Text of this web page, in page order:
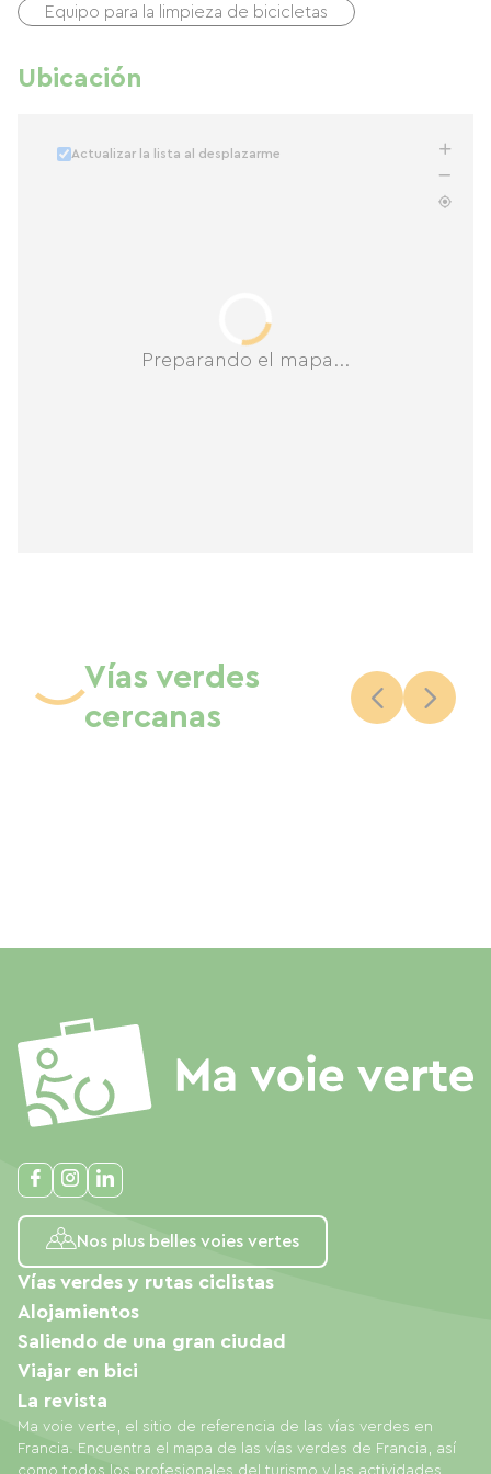
Equipo para la limpieza de bicicletas
Ubicación
Preparando el mapa...
Actualizar la lista al desplazarme
Vías verdes
cercanas
Nos plus belles voies vertes
Ma voie verte, el sitio de referencia de las vías verdes en
Francia. Encuentra el mapa de las vías verdes de Francia, así
como todos los profesionales del turismo y las actividades
Vías verdes y rutas ciclistas
Alojamientos
Saliendo de una gran ciudad
Viajar en bici
La revista